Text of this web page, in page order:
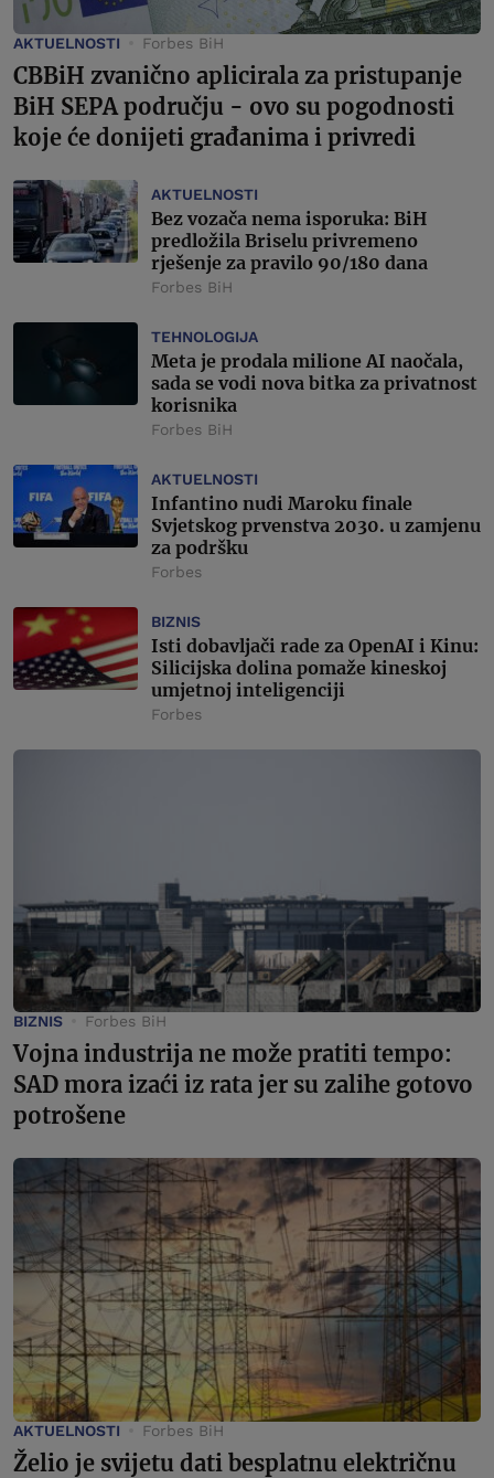
AKTUELNOSTI Forbes BiH
CBBiH zvanično aplicirala za pristupanje
BiH SEPA području - ovo su pogodnosti
koje će donijeti građanima i privredi
AKTUELNOSTI
Bez vozača nema isporuka: BiH
predložila Briselu privremeno
rješenje za pravilo 90/180 dana
Forbes BiH
TEHNOLOGIJA
Meta je prodala milione AI naočala,
sada se vodi nova bitka za privatnost
korisnika
Forbes BiH
AKTUELNOSTI
Infantino nudi Maroku finale
Svjetskog prvenstva 2030. u zamjenu
za podršku
Forbes
BIZNIS
Isti dobavljači rade za OpenAI i Kinu:
Silicijska dolina pomaže kineskoj
umjetnoj inteligenciji
Forbes
BIZNIS Forbes BiH
Vojna industrija ne može pratiti tempo:
SAD mora izaći iz rata jer su zalihe gotovo
potrošene
AKTUELNOSTI Forbes BiH
Želio je svijetu dati besplatnu električnu